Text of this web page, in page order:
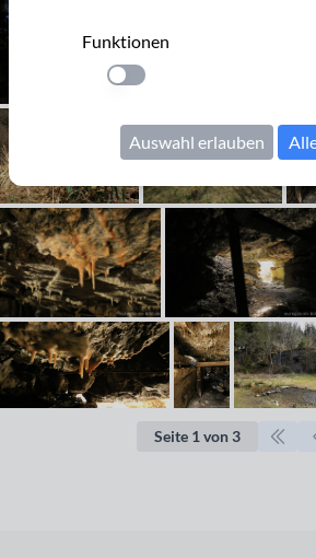
Seite 1 von 3
Funktionen
Einstellung anwenden
Auswahl erlauben